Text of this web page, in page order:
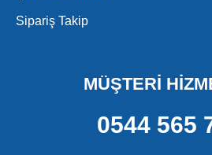
Sipariş Takip
MÜŞTERİ
0544 565